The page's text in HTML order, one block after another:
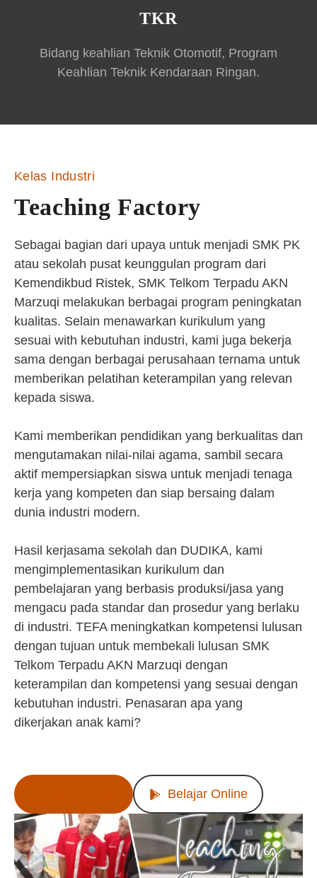
TKR
Bidang keahlian Teknik Otomotif, Program
Keahlian Teknik Kendaraan Ringan.
Kelas Industri
Teaching Factory
Sebagai bagian dari upaya untuk menjadi SMK PK
atau sekolah pusat keunggulan program dari
Kemendikbud Ristek, SMK Telkom Terpadu AKN
Marzuqi melakukan berbagai program peningkatan
kualitas. Selain menawarkan kurikulum yang
sesuai with kebutuhan industri, kami juga bekerja
sama dengan berbagai perusahaan ternama untuk
memberikan pelatihan keterampilan yang relevan
kepada siswa.
Kami memberikan pendidikan yang berkualitas dan
mengutamakan nilai-nilai agama, sambil secara
aktif mempersiapkan siswa untuk menjadi tenaga
kerja yang kompeten dan siap bersaing dalam
dunia industri modern.
Hasil kerjasama sekolah dan DUDIKA, kami
mengimplementasikan kurikulum dan
pembelajaran yang berbasis produksi/jasa yang
mengacu pada standar dan prosedur yang berlaku
di industri. TEFA meningkatkan kompetensi lulusan
dengan tujuan untuk membekali lulusan SMK
Telkom Terpadu AKN Marzuqi dengan
keterampilan dan kompetensi yang sesuai dengan
kebutuhan industri. Penasaran apa yang
dikerjakan anak kami?
Belajar Online